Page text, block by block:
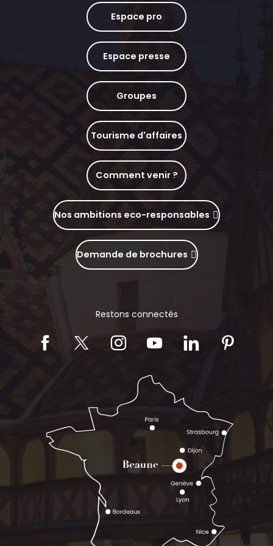
Espace pro
Espace presse
Groupes
Tourisme d'affaires
Comment venir ?
Nos ambitions eco-responsables
Demande de brochures
Restons connectés